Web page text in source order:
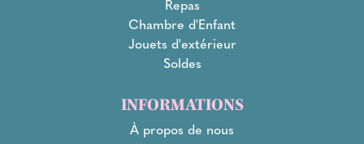
Repas
Chambre d'Enfant
Jouets d'extérieur
Soldes
INFORMATIONS
À propos de nous